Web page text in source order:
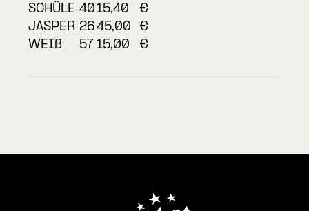
SCHÜLE 4015,40
€
JASPER 2645,00
€
WEIß
57 15,00 €